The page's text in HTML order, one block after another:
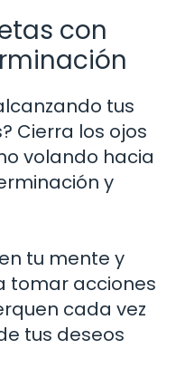
con
tus
Cierra los ojos
volando hacia
y
tu mente y
tomar acciones
cada vez
tus deseos